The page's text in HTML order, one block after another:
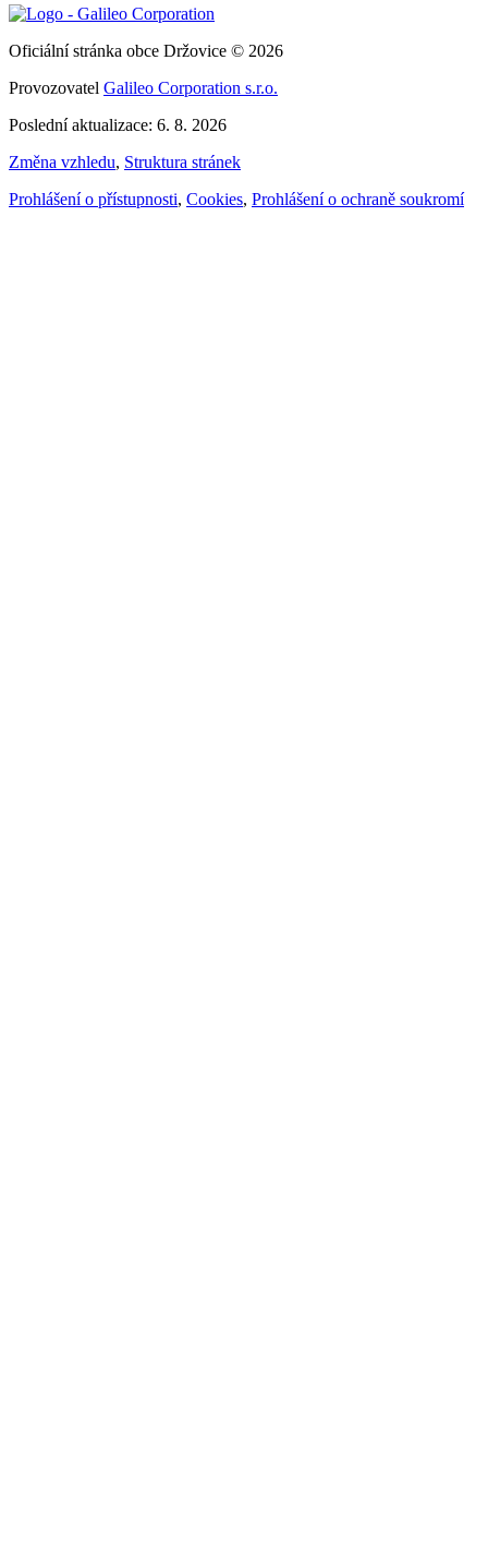
Oficiální stránka obce Držovice © 2026
Provozovatel Galileo Corporation s.r.o.
Poslední aktualizace: 6. 8. 2026
Změna vzhledu, Struktura stránek
Prohlášení o přístupnosti, Cookies, Prohlášení o ochraně soukromí